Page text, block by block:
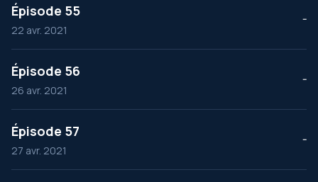
Épisode 55
22 avr. 2021
--
Épisode 56
26 avr. 2021
--
Épisode 57
27 avr. 2021
--